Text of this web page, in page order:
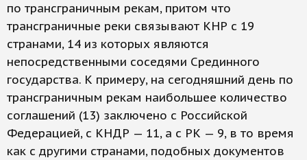
по трансграничным рекам, притом что
трансграничные реки связывают КНР с 19
странами, 14 из которых являются
непосредственными соседями Срединного
государства. К примеру, на сегодняшний день по
трансграничным рекам наибольшее количество
соглашений (13) заключено с Российской
Федерацией, с КНДР — 11, а с РК — 9, в то время
как с другими странами, подобных документов